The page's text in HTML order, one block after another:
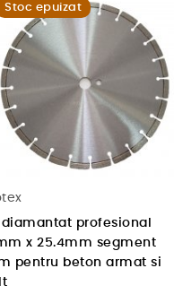
Stoc epuizat
diamantat profesional
x 25.4mm segment
pentru beton armat si